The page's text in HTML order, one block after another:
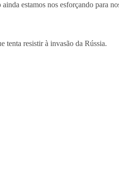
estamos nos esforçando para
tenta resistir à invasão da Rússia.